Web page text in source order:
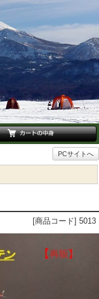
PCサイトへ
[商品コード] 5013